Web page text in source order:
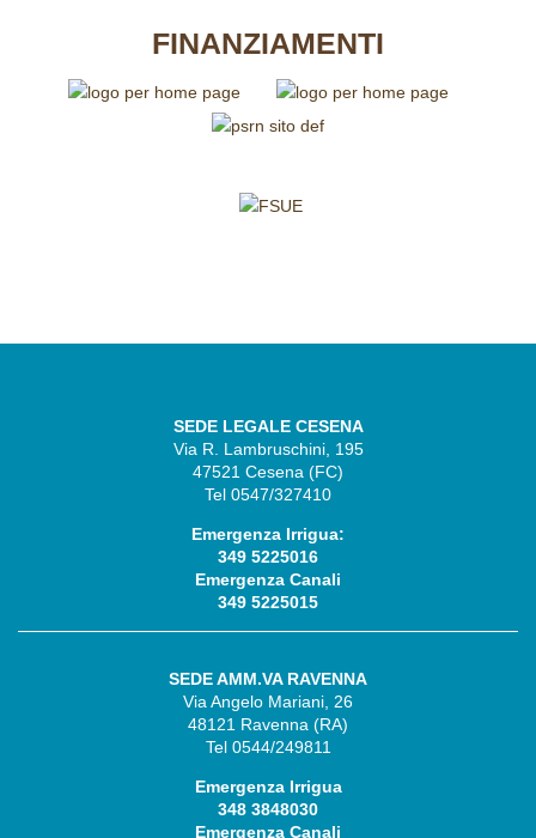
FINANZIAMENTI
SEDE LEGALE CESENA
Via R. Lambruschini, 195
47521 Cesena (FC)
Tel 0547/327410
Emergenza Irrigua:
349 5225016
Emergenza Canali
349 5225015
SEDE AMM.VA RAVENNA
Via Angelo Mariani, 26
48121 Ravenna (RA)
Tel 0544/249811
Emergenza Irrigua
348 3848030
Emergenza Canali